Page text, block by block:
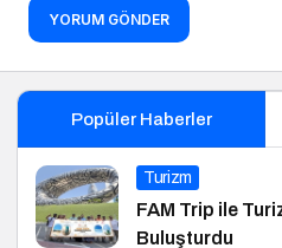
YORUM GÖNDER
Popüler Haberler
Turizm
FAM Trip ile
Buluşturdu